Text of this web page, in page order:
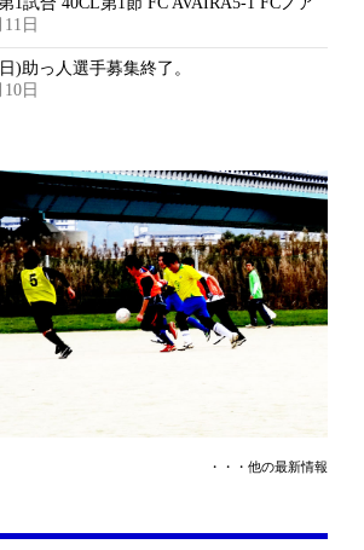
日
)助っ人選手募集終了。
日
・・・他の最新情報